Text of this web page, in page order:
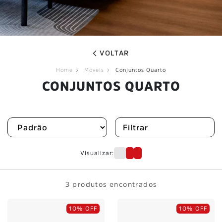
VOLTAR
Home Móveis Conjuntos Quarto
CONJUNTOS QUARTO
Filtrar
Visualizar:
3 produtos encontrados
10% OFF 10% OFF